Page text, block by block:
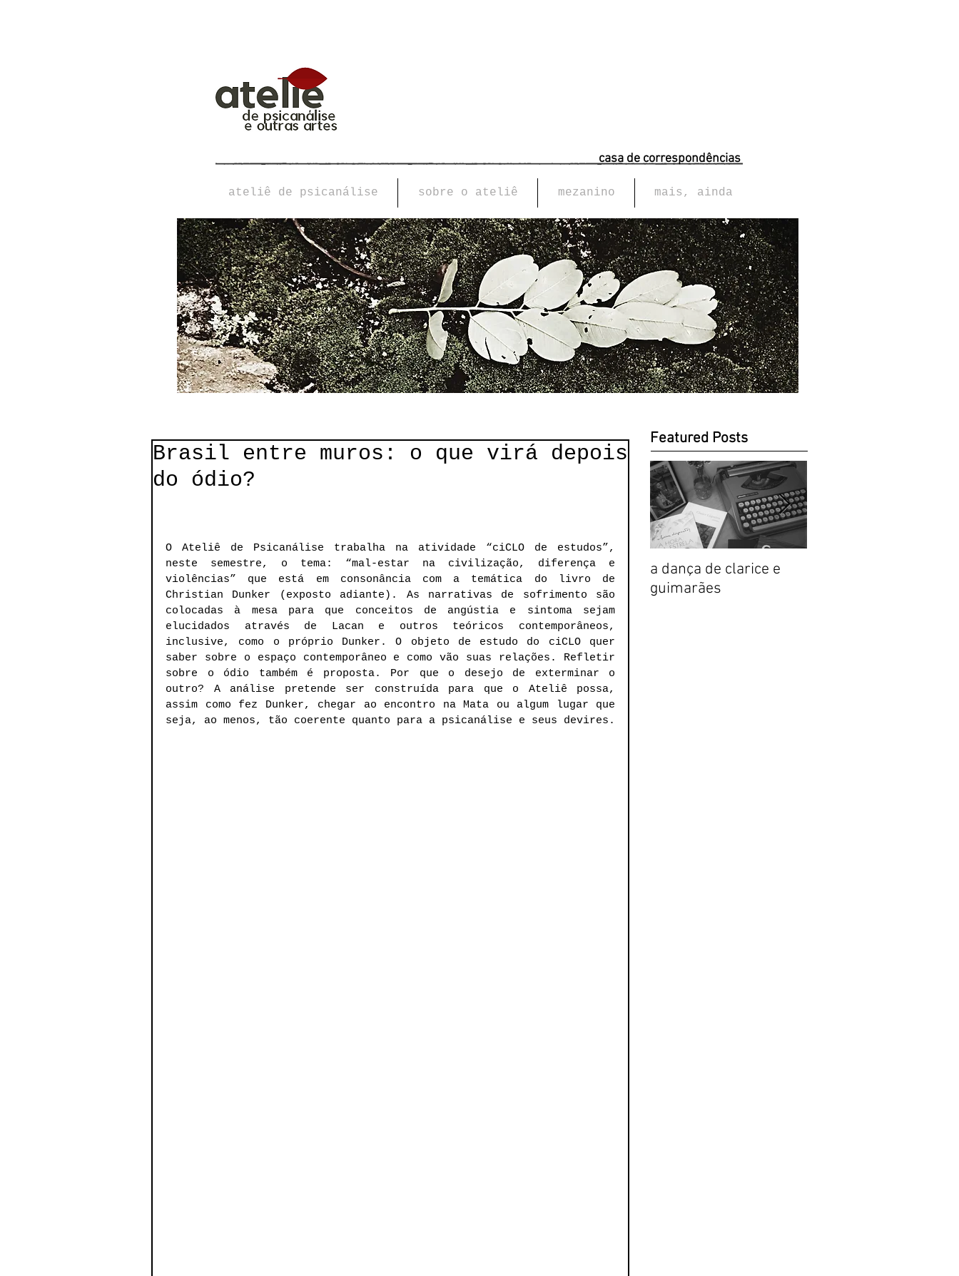
casa de correspondências
ateliê de psicanálise sobre o ateliê mezanino mais, ainda
Brasil entre muros: o que virá depois
do ódio?
O Ateliê de Psicanálise trabalha na atividade “ciCLO de estudos”,
neste semestre, o tema: “mal-estar na civilização, diferença e
violências” que está em consonância com a temática do livro de
Christian Dunker (exposto adiante). As narrativas de sofrimento são
colocadas à mesa para que conceitos de angústia e sintoma sejam
elucidados através de Lacan e outros teóricos contemporâneos,
inclusive, como o próprio Dunker. O objeto de estudo do ciCLO quer
saber sobre o espaço contemporâneo e como vão suas relações. Refletir
sobre o ódio também é proposta. Por que o desejo de exterminar o
outro? A análise pretende ser construída para que o Ateliê possa,
assim como fez Dunker, chegar ao encontro na Mata ou algum lugar que
Featured Posts
a dança de clarice e
guimarães